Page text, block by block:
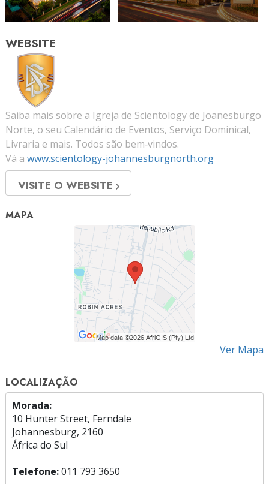
WEBSITE
Saiba mais sobre a Igreja de Scientology de Joanesburgo
Norte, o seu Calendário de Eventos, Serviço Dominical,
Livraria e mais. Todos são bem‑vindos.
Vá a www.scientology-johannesburgnorth.org
VISITE O WEBSITE
MAPA
Ver Mapa
LOCALIZAÇÃO
Morada:
10 Hunter Street, Ferndale
Johannesburg, 2160
África do Sul
Telefone:011 793 3650